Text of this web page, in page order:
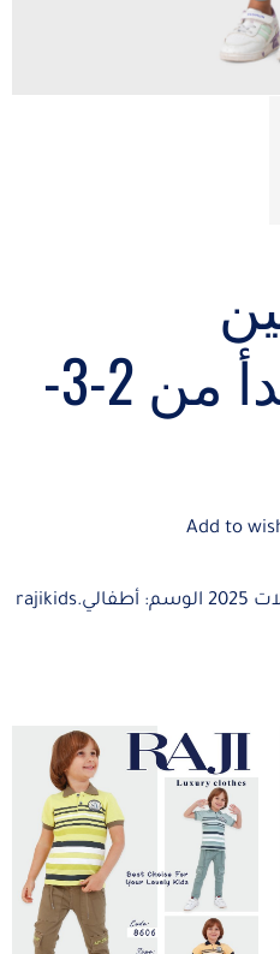
مقاسات تبدأ من 2-3-
Add to
الوسم: أطفالي.rajikids